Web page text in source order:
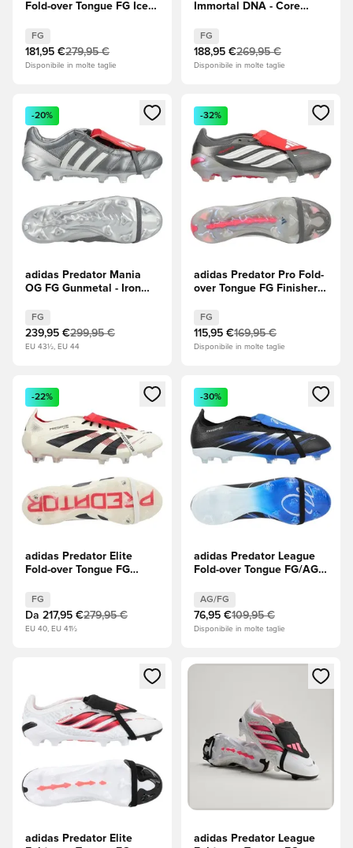
Fold-over Tongue FG Ice
Sky/Ray Blue/Solar Yellow
(Giallo)
FG
181,95 €279,95 €
Disponibile in molte taglie
Immortal DNA - Core
White (Bianco)/Rosso
lucido
FG
188,95 €269,95 €
Disponibile in molte taglie
Apre una finestra modale per accedere o registrarsi come
-20%
adidas Predator Mania
OG FG Gunmetal - Iron
(Grigio)/Rubino puro
EDIZIONE LIMITATA
FG
239,95 €299,95 €
EU 43½, EU 44
Apre una finestra modale
-32%
adidas Predator Pro Fold-
over Tongue FG Finishers
(Grigio)/Footwear White
(Bianco)/Rosso lucido
FG
115,95 €169,95 €
Disponibile in molte taglie
Apre una finestra modale per accedere o registrarsi come
-22%
adidas Predator Elite
Fold-over Tongue FG
(Bianco)/Core Black
(Nero)/Rubino puro
FG
Da 217,95 €279,95 €
EU 40, EU 41½
Apre una finestra modale
-30%
adidas Predator League
Fold-over Tongue FG/AG
Black (Nero)/Footwear
White (Bianco)/Glory Blue
(Blu)
AG/FG
76,95 €109,95 €
Disponibile in molte taglie
Apre una finestra modale per accedere o registrarsi come
adidas Predator Elite
Apre una finestra modale per
adidas Predator League